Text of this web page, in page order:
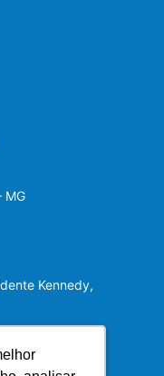
MG
Kennedy,